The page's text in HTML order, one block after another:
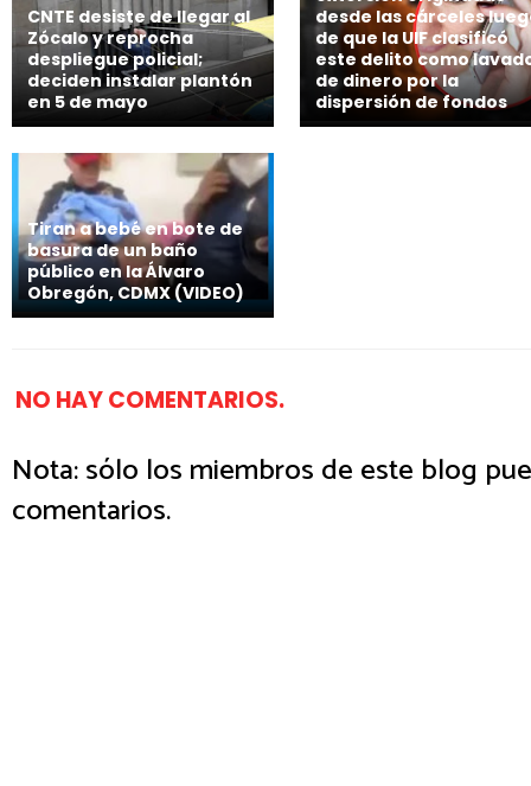
CNTE desiste de llegar al
Zócalo y reprocha
despliegue policial;
deciden instalar plantón
en 5 de mayo
desde las cárceles
de que la UIF clasificó
este delito como
de dinero por la
dispersión de fondos
Tiran a bebé en bote de
basura de un baño
público en la Álvaro
Obregón, CDMX (VIDEO)
NO HAY COMENTARIOS.
Nota: sólo los miembros de este blog
comentarios.